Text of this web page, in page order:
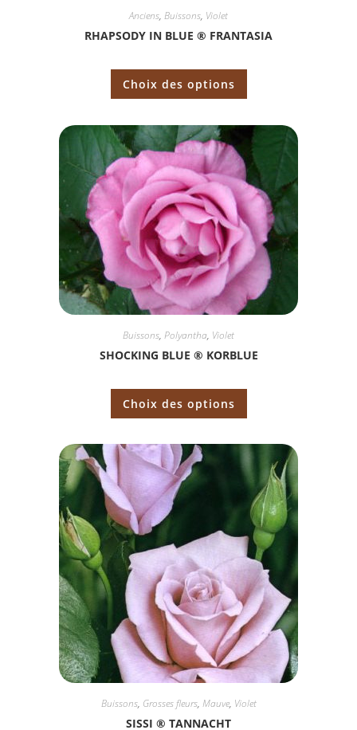
Anciens, Buissons, Violet
RHAPSODY IN BLUE ® FRANTASIA
Choix des options
Buissons, Polyantha, Violet
SHOCKING BLUE ® KORBLUE
Choix des options
Buissons, Grosses fleurs, Mauve, Violet
SISSI ® TANNACHT